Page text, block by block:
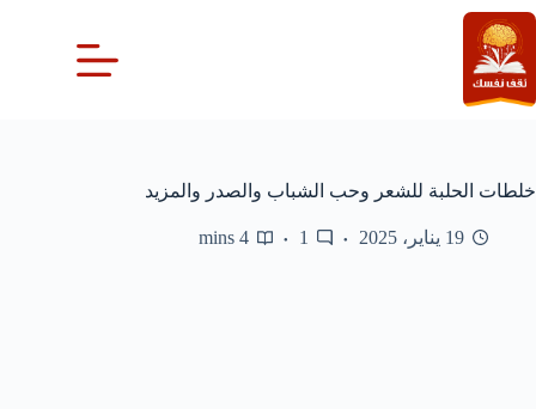
التجاوز
إلى
المحتوى
خلطات الحلبة للشعر وحب الشباب والصدر والمزيد
19 يناير، 2025 1
4 mins